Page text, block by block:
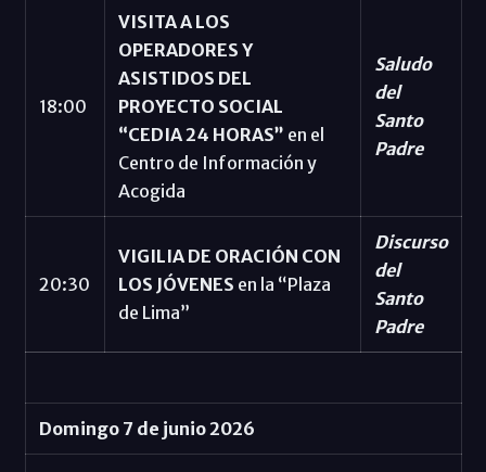
18:00
VISITA A LOS
OPERADORES Y
ASISTIDOS DEL
PROYECTO SOCIAL
“CEDIA 24 HORAS” en el
Centro de Información y
Acogida
Saludo
del
Santo
Padre
20:30
VIGILIA DE ORACIÓN CON
LOS JÓVENES en la “Plaza
de Lima”
Discurso
del
Santo
Padre
Domingo 7 de junio 2026